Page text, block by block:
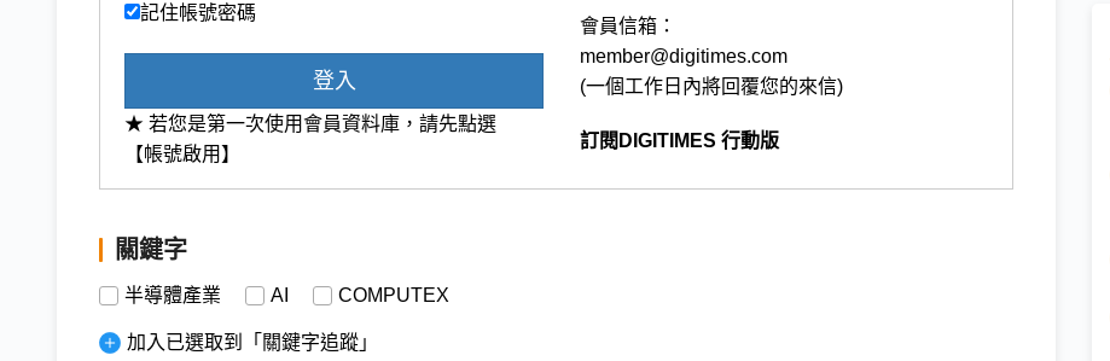
記住帳號密碼
登入
★ 若您是第一次使用會員資料庫，請先點選
【帳號啟用】
會員信箱：
member@digitimes.com
(一個工作日內將回覆您的來信)
訂閱DIGITIMES 行動版
關鍵字
半導體產業 AI COMPUTEX
加入已選取到「關鍵字追蹤」